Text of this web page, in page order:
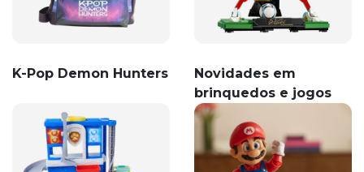
K-Pop Demon Hunters
Novidades em
brinquedos e jogos